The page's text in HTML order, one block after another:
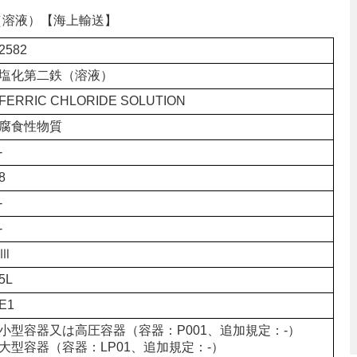
液）【海上輸送】
化第二鉄（溶液）
CHLORIDE SOLUTION
食性物質
型容器又は高圧容器（容器：P001、追加規定：-）
型容器（容器：LP01、追加規定：-）